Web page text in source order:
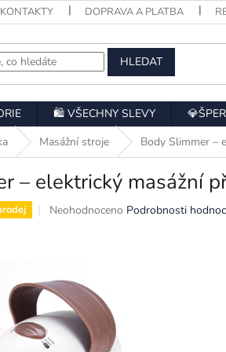
KONTAKTY DOPRAVA A PLATBA
HLEDAT
🛍️ VŠECHNY SLEVY
Masážní stroje Body Slimmer –
– elektrický masážní
Průměrné
z
5
hvězdiček.
Neohodnoceno Podrobnosti